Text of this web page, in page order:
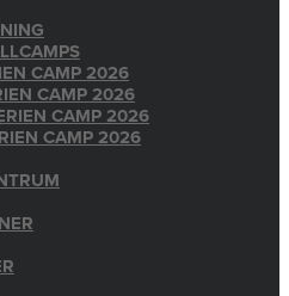
CAMP 2026
CAMP 2026
CAMP 2026
CAMP 2026